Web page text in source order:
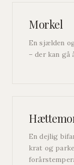
Morkel
En sjælden
– der kan gå
En dejlig
krat og